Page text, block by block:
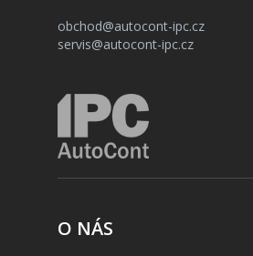
obchod@autocont-ipc.cz
servis@autocont-ipc.cz
O NÁS